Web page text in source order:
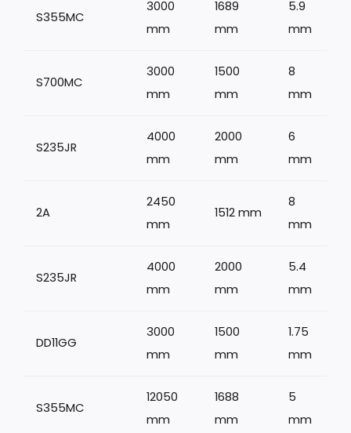
S355MC
3000
mm
1689
mm
5.9
mm
S700MC
3000
mm
1500
mm
8
mm
S235JR
4000
mm
2000
mm
6
mm
2A
2450
mm
1512 mm
8
mm
S235JR
4000
mm
2000
mm
5.4
mm
DD11GG
3000
mm
1500
mm
1.75
mm
S355MC
12050
mm
1688
mm
5
mm